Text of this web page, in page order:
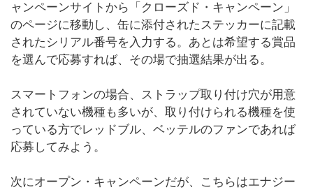
ャンペーンサイトから「クローズド・キャンペーン」
のページに移動し、缶に添付されたステッカーに記載
されたシリアル番号を入力する。あとは希望する賞品
を選んで応募すれば、その場で抽選結果が出る。
スマートフォンの場合、ストラップ取り付け穴が用意
されていない機種も多いが、取り付けられる機種を使
っている方でレッドブル、ベッテルのファンであれば
応募してみよう。
次にオープン・キャンペーンだが、こちらはエナジー